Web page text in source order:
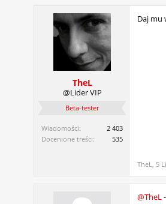
TheL
@Lider VIP
Beta-tester
Wiadomości:
2 403
Docenione treści:
535
Daj mu
TheL, 5
@TheL